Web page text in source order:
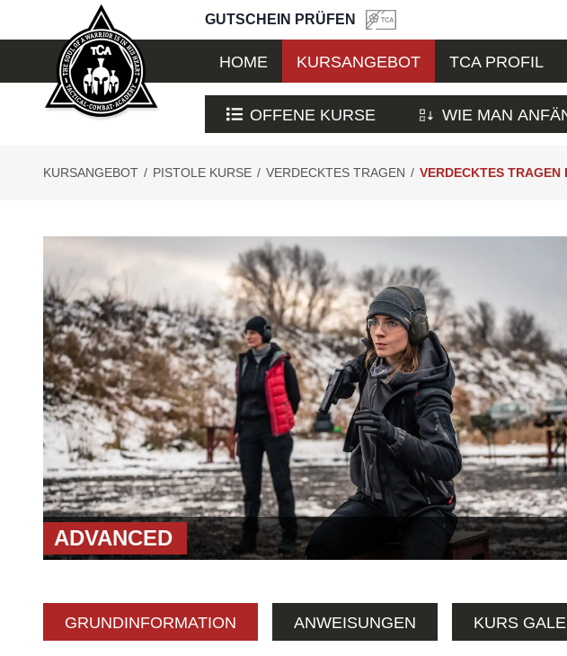
GUTSCHEIN PRÜFEN
HOME KURSANGEBOT TCA PROFIL
OFFENE KURSE WIE MAN
KURSANGEBOT / PISTOLE KURSE / VERDECKTES TRAGEN / VERDECKTES TRAGEN
ADVANCED
GRUNDINFORMATION ANWEISUNGEN KURS